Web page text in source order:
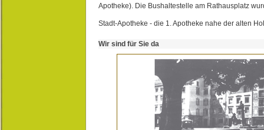
Apotheke). Die Bushaltestelle am Rathausplatz
Stadt-Apotheke - die 1. Apotheke nahe der alten
Wir sind für Sie da